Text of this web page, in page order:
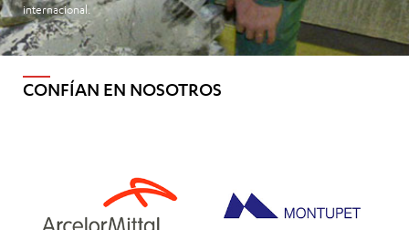
internacional.
CONFÍAN EN NOSOTROS